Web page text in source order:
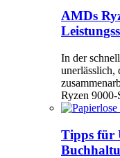
AMDs
In der
unerlässlich,
Ryzen
Tipps für